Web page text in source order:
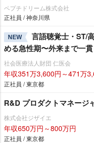
ペプチドリーム株式会社
正社員 / 神奈川県
NEW
言語聴覚士・ST/
める急性期〜外来まで一
社会医療法人財団 仁医会
年収351万3,600円～471万
正社員 / 東京都
R&D プロダクトマネージ
株式会社ジザイエ
年収650万円～800万円
正社員 / 東京都